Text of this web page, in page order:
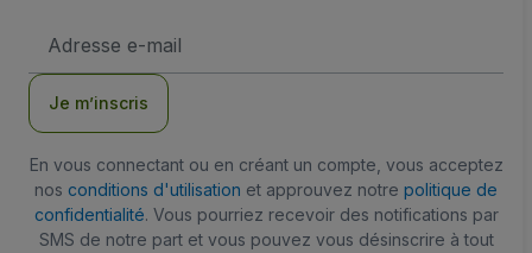
e-
Je m’inscris
En vous connectant ou en créant un compte, vous acceptez
nos conditions d'utilisation et approuvez notre politique de
confidentialité. Vous pourriez recevoir des notifications par
SMS de notre part et vous pouvez vous désinscrire à tout